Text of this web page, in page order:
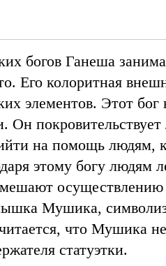
богов Ганеша
Его колоритная
элементов. Этот бог
на помощь людям,
этому богу людям
осуществлению
Мушика,
что Мушика
статуэтки.